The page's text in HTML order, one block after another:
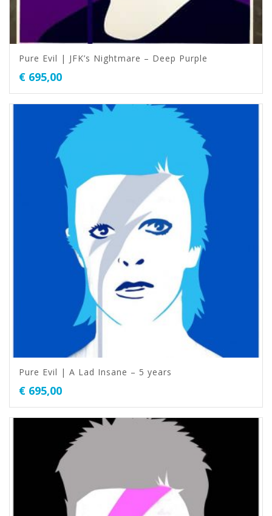
Pure Evil | JFK’s Nightmare – Deep Purple
€ 695,00
Pure Evil | A Lad Insane – 5 years
€ 695,00